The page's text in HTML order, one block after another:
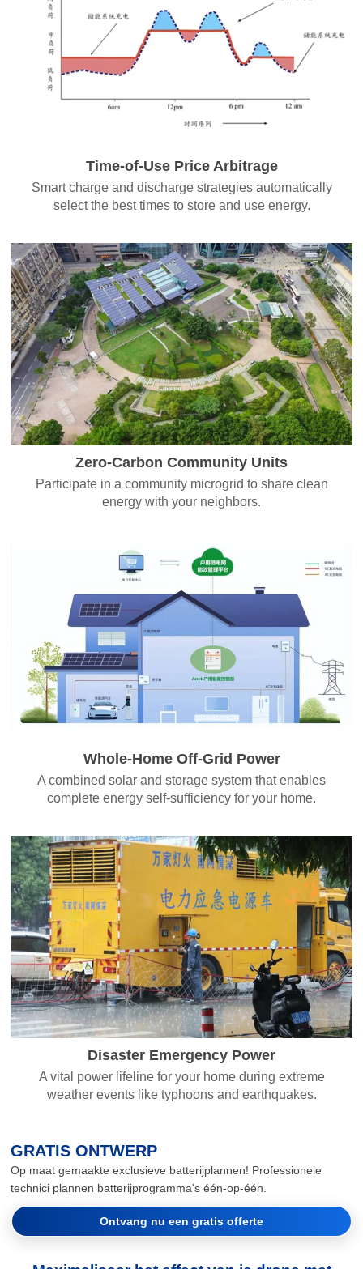
Time-of-Use Price Arbitrage
Smart charge and discharge strategies automatically
select the best times to store and use energy.
Zero-Carbon Community Units
Participate in a community microgrid to share clean
energy with your neighbors.
Whole-Home Off-Grid Power
A combined solar and storage system that enables
complete energy self-sufficiency for your home.
Disaster Emergency Power
A vital power lifeline for your home during extreme
weather events like typhoons and earthquakes.
GRATIS ONTWERP
Op maat gemaakte exclusieve batterijplannen! Professionele
technici plannen batterijprogramma's één-op-één.
Ontvang nu een gratis offerte